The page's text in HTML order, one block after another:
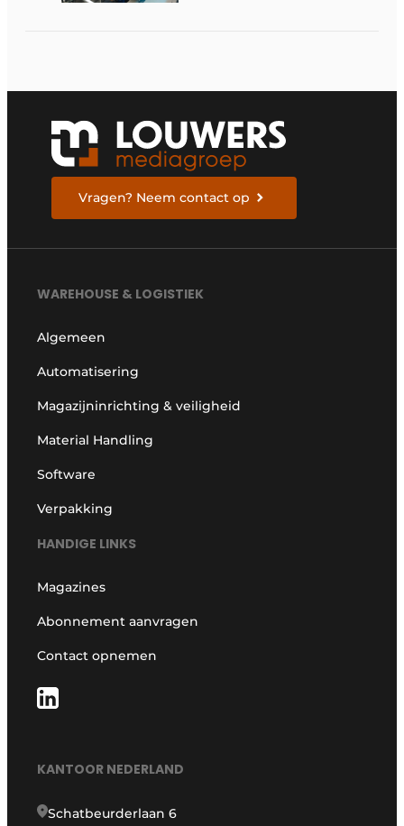
Vragen? Neem contact op
WAREHOUSE & LOGISTIEK
Algemeen
Automatisering
Magazijninrichting & veiligheid
Material Handling
Software
Verpakking
HANDIGE LINKS
Magazines
Abonnement aanvragen
Contact opnemen
KANTOOR NEDERLAND
Schatbeurderlaan 6